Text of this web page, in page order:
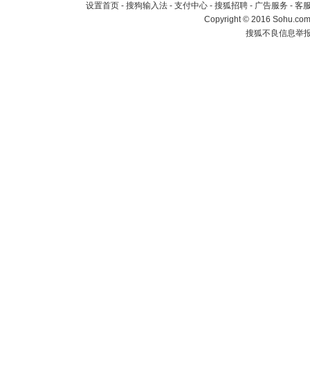
设置首页 - 搜狗输入法 - 支付中心 - 搜狐招聘 - 广告服务 - 客
Copyright©2016
搜狐不良信息举